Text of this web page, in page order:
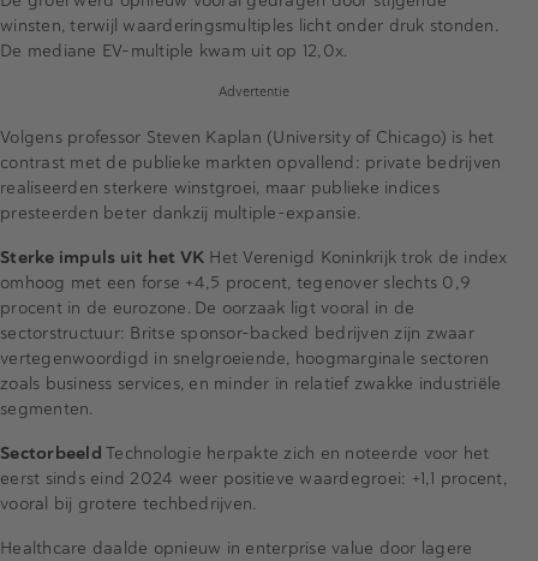
winsten, terwijlwaarderingsmultiples licht onder druk stonden.
De mediane EV-multiple kwam uit op 12,0x.
Advertentie
Volgens professor Steven Kaplan (University of Chicago) is het
contrast met de publieke markten opvallend: private bedrijven
realiseerden sterkere winstgroei, maar publieke indices
presteerden beter dankzij multiple-expansie.
Sterke impuls uit het VK Het Verenigd Koninkrijk trok de index
omhoog met een forse +4,5 procent, tegenover slechts 0,9
procent in de eurozone. De oorzaak ligt vooral in de
sectorstructuur: Britse sponsor-backed bedrijven zijn zwaar
vertegenwoordigd in snelgroeiende, hoogmarginale sectoren
zoals business services, en minder in relatief zwakke industriële
segmenten.
Sectorbeeld Technologie herpakte zich en noteerde voor het
eerst sinds eind 2024 weer positieve waardegroei: +1,1 procent,
vooral bij grotere techbedrijven.
Healthcare daalde opnieuw in enterprise value door lagere